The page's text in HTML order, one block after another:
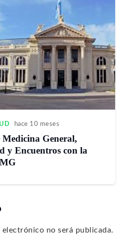
hace 10 meses
Medicina General,
y Encuentros con la
no será publicada.